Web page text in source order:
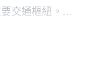
交通樞紐。